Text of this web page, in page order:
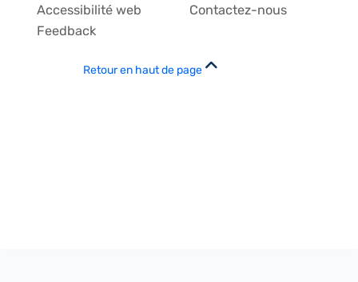
Accessibilité web
Contactez-nous
Feedback
Retour en haut de page